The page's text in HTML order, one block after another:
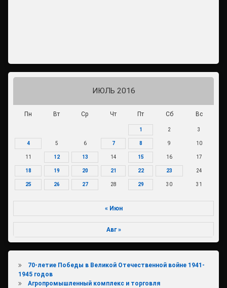
ИЮЛЬ 2016
Пн Вт Ср Чт Пт Сб Вс
1 2 3
4 5 6 7 8 9 10
11 12 13 14 15 16 17
18 19 20 21 22 23 24
25 26 27 28 29 30 31
« Июн
Авг »
70-летие Победы в Великой Отечественной войне 1941-
1945 годов
Агропромышленный комплекс и торговля